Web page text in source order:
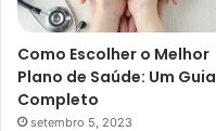
Como Escolher o Melhor
Plano de Saúde: Um Guia
Completo
setembro 5, 2023